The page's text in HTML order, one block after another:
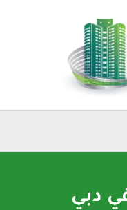
دبي